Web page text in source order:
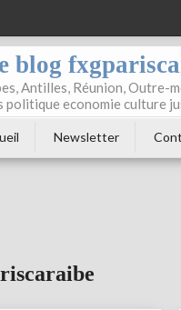
blog
Antilles, Réunion, Outre-
politique economie culture
Newsletter